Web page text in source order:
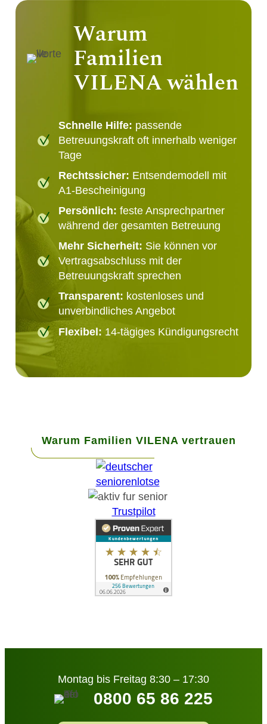
Warum
Familien
VILENA wählen
Schnelle Hilfe: passende
Betreuungskraft oft innerhalb weniger
Tage
Rechtssicher: Entsendemodell mit
A1-Bescheinigung
Persönlich: feste Ansprechpartner
während der gesamten Betreuung
Mehr Sicherheit: Sie können vor
Vertragsabschluss mit der
Betreuungskraft sprechen
Transparent: kostenloses und
unverbindliches Angebot
Flexibel: 14-tägiges Kündigungsrecht
Warum Familien VILENA vertrauen
Trustpilot
Montag bis Freitag 8:30 – 17:30
0800 65 86 225